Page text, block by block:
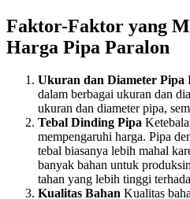
Faktor-Faktor yang
Harga Pipa Paralon
Ukuran dan Diameter Pipa
dalam berbagai ukuran dan
ukuran dan diameter pipa,
Tebal Dinding Pipa
mempengaruhi harga. Pipa
tebal biasanya lebih mahal
banyak bahan untuk
tahan yang lebih tinggi
Kualitas Bahan Kualitas